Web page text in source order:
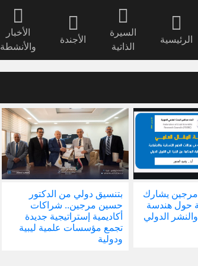
الرئيسية
السيرة
الذاتية
الأجندة
الأخبار
والأنشطة
مرجين يشارك
حول هندسة
الدولي
بتنسيق دولي من الدكتور
حسين مرجين.. شراكات
أكاديمية إستراتيجية جديدة
تجمع مؤسسات علمية ليبية
ودولية